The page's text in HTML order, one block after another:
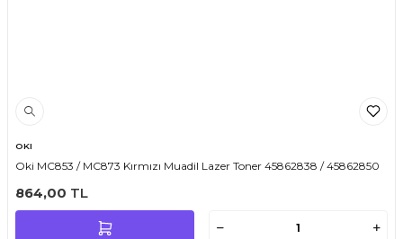
OKI
Oki MC853 / MC873 Kırmızı Muadil Lazer Toner 45862838 / 45862850
864,00 TL